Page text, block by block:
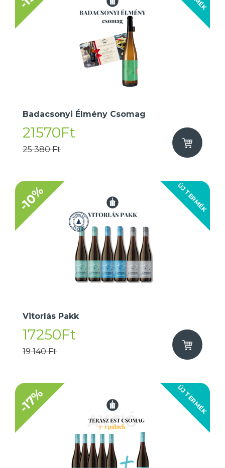
Badacsonyi Élmény Csomag
21570Ft
25 380 Ft
ÚJ TERMÉK
-10%
Vitorlás Pakk
17250Ft
19 140 Ft
ÚJ TERMÉK
-17%